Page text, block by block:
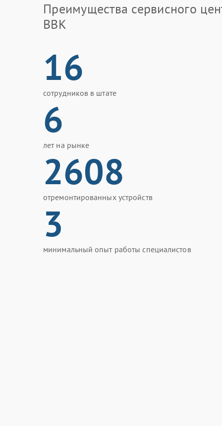
Преимущества сервисного
BBK
16
сотрудников в штате
6
лет на рынке
2608
отремонтированных устройств
3
минимальный опыт работы специалистов